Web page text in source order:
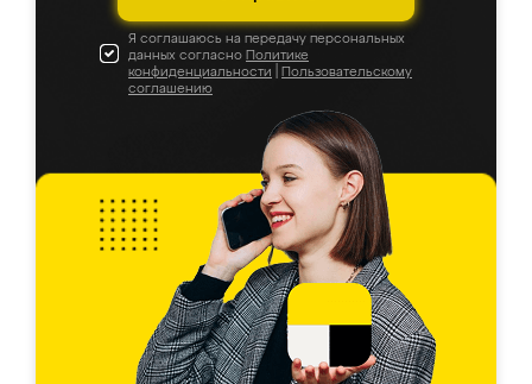
Я соглашаюсь на передачу персональных
данных согласно Политике
конфиденциальности
Пользовательскому
соглашению